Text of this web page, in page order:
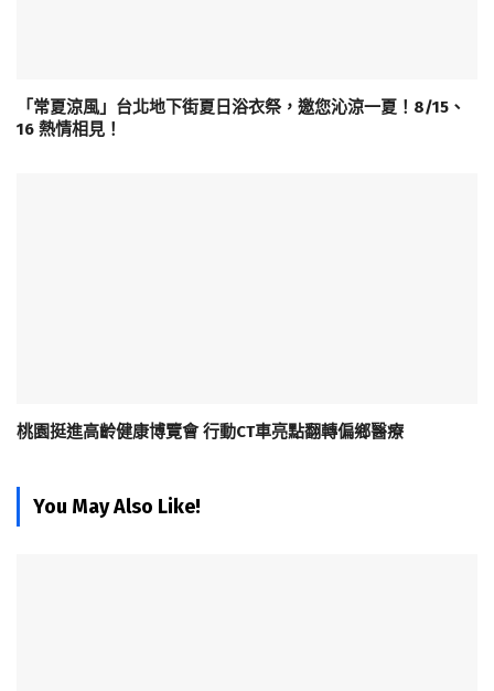
「常夏涼風」台北地下街夏日浴衣祭，邀您沁涼一夏！8/15、
16 熱情相見！
桃園挺進高齡健康博覽會 行動CT車亮點翻轉偏鄉醫療
You May Also Like!